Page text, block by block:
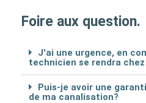
Foire aux question.
J'ai une urgence, en
technicien se rendra chez
Puis-je avoir une
de ma canalisation?